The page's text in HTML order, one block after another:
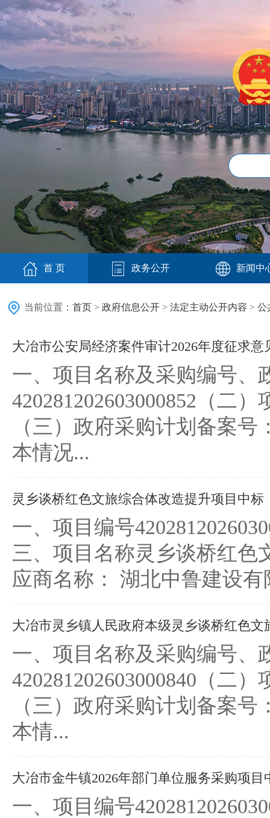
首 页 政务公开 新闻中
当前位置： 首页 > 政府信息公开 > 法定主动公开内容 > 公
大冶市公安局经济案件审计2026年度征求意
一、项目名称及采购编号、
420281202603000852（二
（三）政府采购计划备案号
本情况...
灵乡谈桥红色文旅综合体改造提升项目中标
一、项目编号
三、项目名称灵乡谈桥红色
应商名称： 湖北中鲁建设
大冶市灵乡镇人民政府本级灵乡谈桥红色文
一、项目名称及采购编号、
420281202603000840（二
（三）政府采购计划备案号
本情...
大冶市金牛镇2026年部门单位服务采购项目
一、项目编号